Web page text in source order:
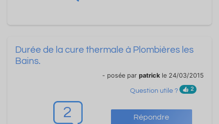
2 Répondre
Durée de la cure thermale à Plombières les
Bains.
- posée par patrick le 24/03/2015
Question utile ? 2